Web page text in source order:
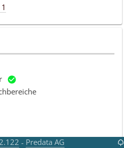
- Predata AG